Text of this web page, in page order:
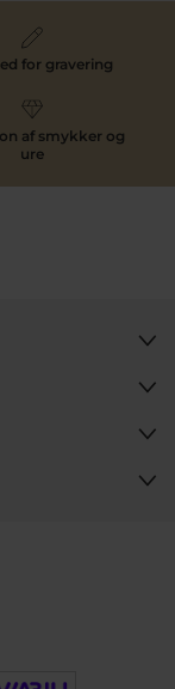
- det er
kærlighed eller
er det en
fortjener at
og lad dig
om du leder
tilføjelse til
for gravering
af smykker og
ure